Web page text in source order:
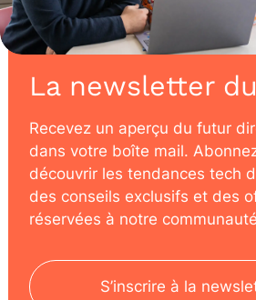
La newsletter
Recevez un aperçu du futur
dans votre boîte mail.
découvrir les tendances tech
des conseils exclusifs et des
réservées à notre
S’inscrire à la